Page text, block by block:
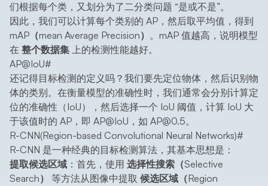
们根据每个类，又划分为了二分类问题 “是或不是”。
因此，我们可以计算每个类别的 AP，然后取平均值，得到
mAP（mean Average Precision） 。mAP 值越高，说明模型
在 整个数据集 上的检测性能越好。
AP@IoU#
还记得目标检测的定义吗？我们要先定位物体，然后识别物
体的类别。在衡量模型的准确性时，我们通常会分别计算定
位的准确性（IoU），然后选择一个 IoU 阈值，计算 IoU 大
于该值时的 AP，即 AP@IoU ，如 AP@0.5。
R-CNN(Region-based Convolutional Neural Networks)#
R-CNN 是一种经典的目标检测算法，其基本思想是：
提取候选区域 ：首先，使用 选择性搜索（Selective
Search）
等方法从图像中提取 候选区域（Region